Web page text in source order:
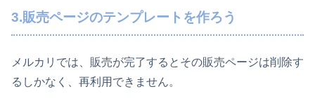
3.販売ページのテンプレートを作ろう
メルカリでは、販売が完了するとその販売ページは削除す
るしかなく、再利用できません。